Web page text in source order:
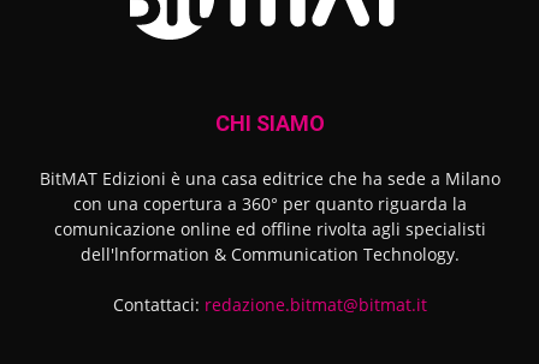
CHI SIAMO
BitMAT Edizioni è una casa editrice che ha sede a Milano
con una copertura a 360° per quanto riguarda la
comunicazione online ed offline rivolta agli specialisti
dell'lnformation & Communication Technology.
Contattaci: redazione.bitmat@bitmat.it